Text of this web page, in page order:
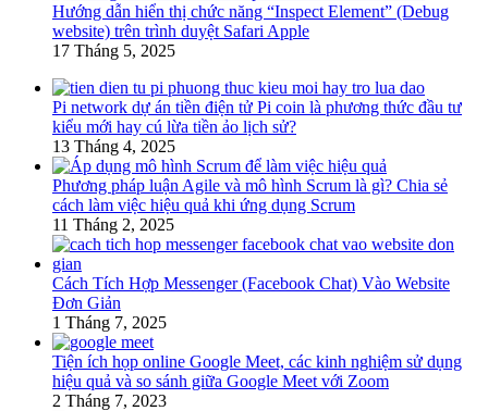
Hướng dẫn hiển thị chức năng “Inspect Element” (Debug
website) trên trình duyệt Safari Apple
17 Tháng 5, 2025
Pi network dự án tiền điện tử Pi coin là phương thức đầu tư
kiểu mới hay cú lừa tiền ảo lịch sử?
13 Tháng 4, 2025
Phương pháp luận Agile và mô hình Scrum là gì? Chia sẻ
cách làm việc hiệu quả khi ứng dụng Scrum
11 Tháng 2, 2025
Cách Tích Hợp Messenger (Facebook Chat) Vào Website
Đơn Giản
1 Tháng 7, 2025
Tiện ích họp online Google Meet, các kinh nghiệm sử dụng
hiệu quả và so sánh giữa Google Meet với Zoom
2 Tháng 7, 2023